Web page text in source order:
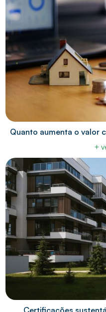
Quanto aumenta o valor
+
Certificações